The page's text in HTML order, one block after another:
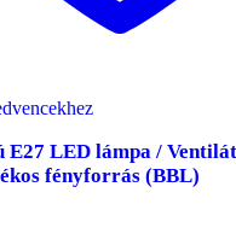
E27 LED lámpa /
fényforrás (BBL)